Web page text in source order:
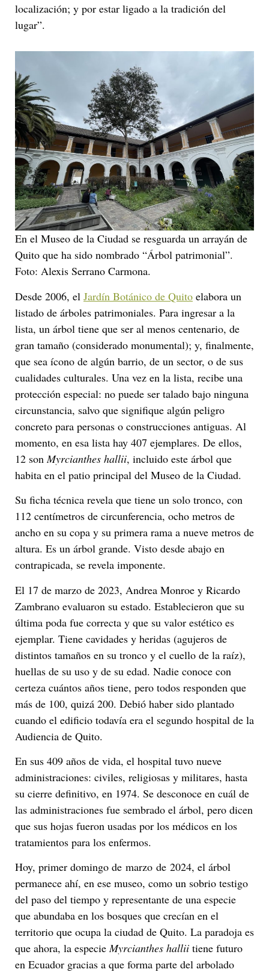
localización; y por estar ligado a la tradición del
lugar”.
En el Museo de la Ciudad se resguarda un arrayán de
Quito que ha sido nombrado “Árbol patrimonial”.
Foto: Alexis Serrano Carmona.
Desde 2006, el Jardín Botánico de Quito elabora un
listado de árboles patrimoniales. Para ingresar a la
lista, un árbol tiene que ser al menos centenario, de
gran tamaño (considerado monumental); y, finalmente,
que sea ícono de algún barrio, de un sector, o de sus
cualidades culturales. Una vez en la lista, recibe una
protección especial: no puede ser talado bajo ninguna
circunstancia, salvo que signifique algún peligro
concreto para personas o construcciones antiguas. Al
momento, en esa lista hay 407 ejemplares. De ellos,
12 son Myrcianthes hallii, incluido este árbol que
habita en el patio principal del Museo de la Ciudad.
Su ficha técnica revela que tiene un solo tronco, con
112 centímetros de circunferencia, ocho metros de
ancho en su copa y su primera rama a nueve metros de
altura. Es un árbol grande. Visto desde abajo en
contrapicada, se revela imponente.
El 17 de marzo de 2023, Andrea Monroe y Ricardo
Zambrano evaluaron su estado. Establecieron que su
última poda fue correcta y que su valor estético es
ejemplar. Tiene cavidades y heridas (agujeros de
distintos tamaños en su tronco y el cuello de la raíz),
huellas de su uso y de su edad. Nadie conoce con
certeza cuántos años tiene, pero todos responden que
más de 100, quizá 200. Debió haber sido plantado
cuando el edificio todavía era el segundo hospital de la
Audiencia de Quito.
En sus 409 años de vida, el hospital tuvo nueve
administraciones: civiles, religiosas y militares, hasta
su cierre definitivo, en 1974. Se desconoce en cuál de
las administraciones fue sembrado el árbol, pero dicen
que sus hojas fueron usadas por los médicos en los
tratamientos para los enfermos.
Hoy, primer domingo de marzo de 2024, el árbol
permanece ahí, en ese museo, como un sobrio testigo
del paso del tiempo y representante de una especie
que abundaba en los bosques que crecían en el
territorio que ocupa la ciudad de Quito. La paradoja es
que ahora, la especieMyrcianthes hallii tiene futuro
en Ecuador gracias a que forma parte del arbolado